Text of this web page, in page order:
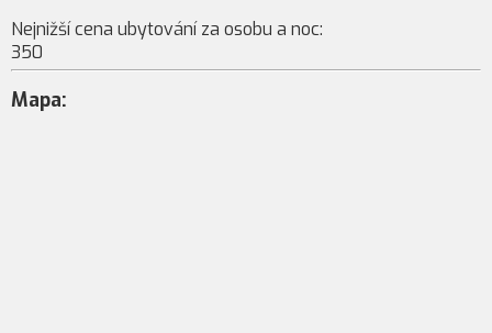
Nejnižší cena ubytování za osobu a noc:
350
Mapa: